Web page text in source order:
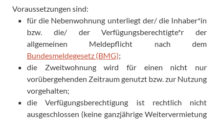
Voraussetzungen sind:
für die Nebenwohnung unterliegt der/ die Inhaber*in
bzw. die/ der Verfügungsberechtigte*r der
allgemeinen Meldepflicht nach dem
Bundesmeldegesetz (BMG);
die Zweitwohnung wird für einen nicht nur
vorübergehenden Zeitraum genutzt bzw. zur Nutzung
vorgehalten;
die Verfügungsberechtigung ist rechtlich nicht
ausgeschlossen (keine ganzjährige Weitervermietung